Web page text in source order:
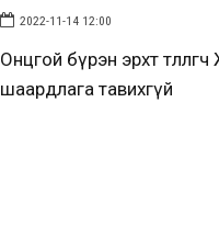
2022-11-14 12:00
Онцгой бүрэн эрхт
шаардлага тавихгүй